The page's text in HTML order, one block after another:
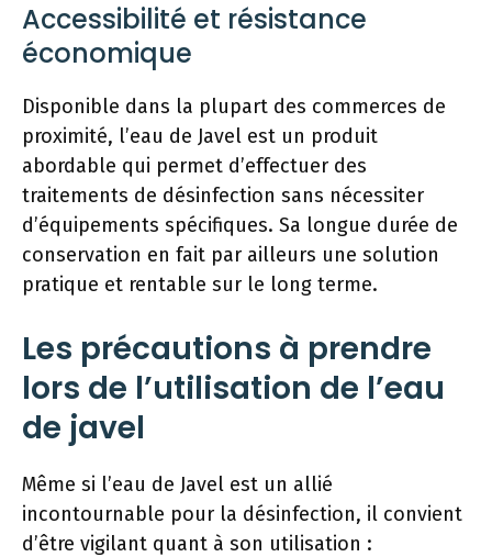
Accessibilité et résistance
économique
Disponible dans la plupart des commerces de
proximité, l’eau de Javel est un produit
abordable qui permet d’effectuer des
traitements de désinfection sans nécessiter
d’équipements spécifiques. Sa longue durée de
conservation en fait par ailleurs une solution
pratique et rentable sur le long terme.
Les précautions à prendre
lors de l’utilisation de l’eau
de javel
Même si l’eau de Javel est un allié
incontournable pour la désinfection, il convient
d’être vigilant quant à son utilisation :